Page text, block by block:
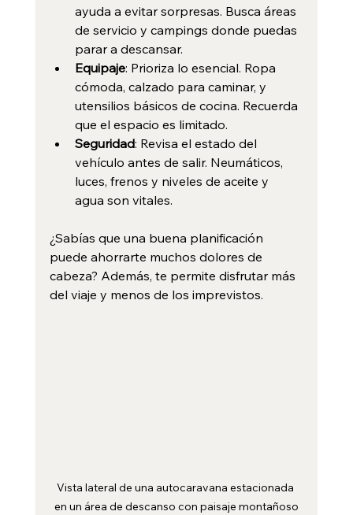
ayuda a evitar sorpresas. Busca áreas
de servicio y campings donde puedas
parar a descansar.
Equipaje: Prioriza lo esencial. Ropa
cómoda, calzado para caminar, y
utensilios básicos de cocina. Recuerda
que el espacio es limitado.
Seguridad: Revisa el estado del
vehículo antes de salir. Neumáticos,
luces, frenos y niveles de aceite y
agua son vitales.
¿Sabías que una buena planificación
puede ahorrarte muchos dolores de
cabeza? Además, te permite disfrutar más
del viaje y menos de los imprevistos.
Vista lateral de una autocaravana estacionada
en un área de descanso con paisaje montañoso